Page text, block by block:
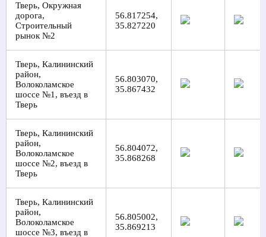
Тверь, Окружная
дорога,
Строительный
рынок №2
56.817254,
35.827220
Тверь, Калининский
район,
Волоколамское
шоссе №1, въезд в
Тверь
56.803070,
35.867432
Тверь, Калининский
район,
Волоколамское
шоссе №2, въезд в
Тверь
56.804072,
35.868268
Тверь, Калининский
район,
Волоколамское
шоссе №3, въезд в
56.805002,
35.869213